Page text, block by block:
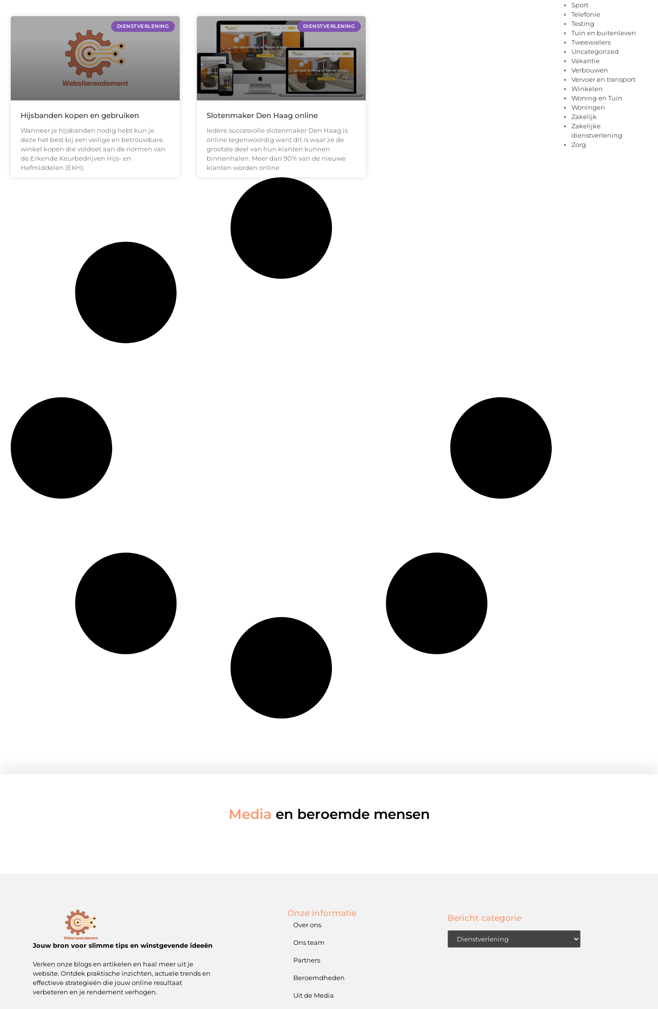
DIENSTVERLENING
Hijsbanden kopen en gebruiken
Wanneer je hijsbanden nodig hebt kun je
deze het best bij een veilige en betrouwbare
winkel kopen die voldoet aan de normen van
de Erkende Keurbedrijven Hijs- en
Hefmiddelen (EKH).
DIENSTVERLENING
Slotenmaker Den Haag online
Iedere succesvolle slotenmaker Den Haag is
online tegenwoordig want dit is waar ze de
grootste deel van hun klanten kunnen
binnenhalen. Meer dan 90% van de nieuwe
klanten worden online
Sport
Telefonie
Testing
Tuin en buitenleven
Tweewielers
Uncategorized
Vakantie
Verbouwen
Vervoer en transport
Winkelen
Woning en Tuin
Woningen
Zakelijk
Zakelijke
dienstverlening
Zorg
Media en beroemde mensen
Jouw bron voor slimme tips en winstgevende ideeën
Verken onze blogs en artikelen en haal meer uit je
website. Ontdek praktische inzichten, actuele trends en
effectieve strategieën die jouw online resultaat
verbeteren en je rendement verhogen.
Onze informatie
Over ons
Ons team
Partners
Beroemdheden
Uit de Media
Bericht categorie